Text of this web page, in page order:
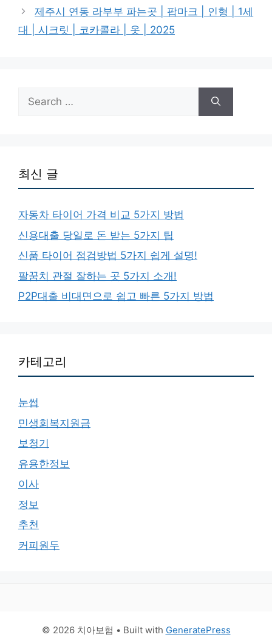
제주시 연동 라부부 파는곳 | 팝마크 | 인형 | 1세
대 | 시크릿 | 코카콜라 | 옷 | 2025
Search
for:
최신 글
자동차 타이어 가격 비교 5가지 방법
신용대출 당일로 돈 받는 5가지 팁
신품 타이어 점검방법 5가지 쉽게 설명!
팔꿈치 관절 잘하는 곳 5가지 소개!
P2P대출 비대면으로 쉽고 빠른 5가지 방법
카테고리
눈썹
민생회복지원금
보청기
유용한정보
이사
정보
추천
커피원두
© 2026 치아보험 • Built with GeneratePress